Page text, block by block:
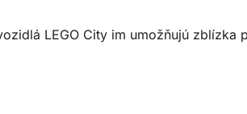
LEGO City im umožňujú zblízka